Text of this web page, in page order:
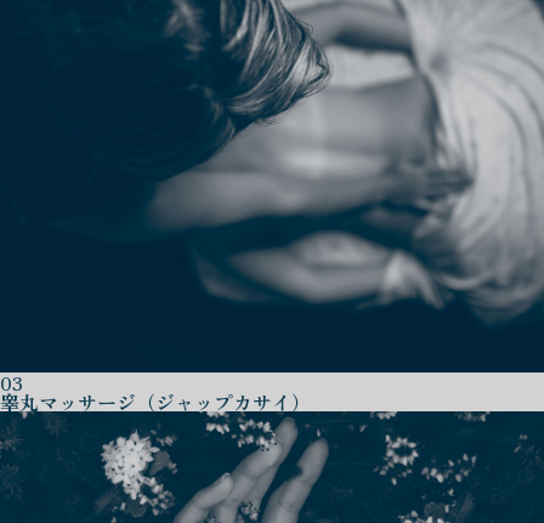
03
睾丸マッサージ（ジャップカサイ）